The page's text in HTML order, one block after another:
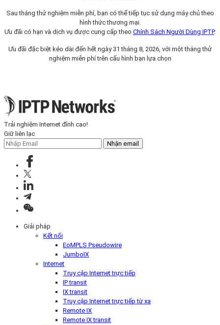
Sau tháng thử nghiệm miễn phí, bạn có thể tiếp tục sử dụng máy chủ theo
hình thức thương mại.
Ưu đãi có hạn và dịch vụ được cung cấp theo Chính Sách Người Dùng IPTP.
Ưu đãi đặc biệt kéo dài đến hết ngày 31 tháng 8, 2026, với một tháng thử
nghiệm miễn phí trên cấu hình bạn lựa chọn
Trải nghiệm Internet đỉnh cao!
Giữ liên lạc
Nhận email
Giải pháp
Kết nối
EoMPLS Pseudowire
JumboIX
Internet
Truy cập Internet trực tiếp
IP transit
IX transit
Truy cập Internet trực tiếp từ xa
Remote IX
Remote IX transit